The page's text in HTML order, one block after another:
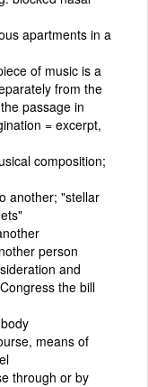
apartments in a
of music is a
from the
passage in
= excerpt,
composition;
another; "stellar
person
and
the bill
means of
through or by